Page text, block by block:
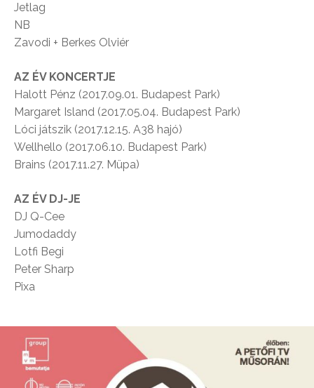
Jetlag
NB
Zavodi + Berkes Olviér
AZ ÉV KONCERTJE
Halott Pénz (2017.09.01. Budapest Park)
Margaret Island (2017.05.04. Budapest Park)
Lóci játszik (2017.12.15. A38 hajó)
Wellhello (2017.06.10. Budapest Park)
Brains (2017.11.27. Müpa)
AZ ÉV DJ-JE
DJ Q-Cee
Jumodaddy
Lotfi Begi
Peter Sharp
Pixa